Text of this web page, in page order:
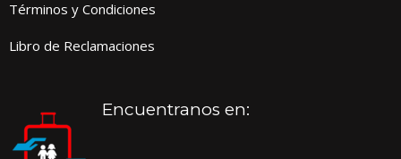
Términos y Condiciones
Libro de Reclamaciones
Encuentranos en: